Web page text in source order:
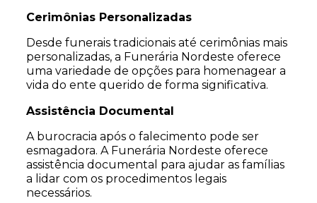
Cerimônias Personalizadas
Desde funerais tradicionais até cerimônias mais
personalizadas, a Funerária Nordeste oferece
uma variedade de opções para homenagear a
vida do ente querido de forma significativa.
Assistência Documental
A burocracia após o falecimento pode ser
esmagadora. A Funerária Nordeste oferece
assistência documental para ajudar as famílias
a lidar com os procedimentos legais
necessários.